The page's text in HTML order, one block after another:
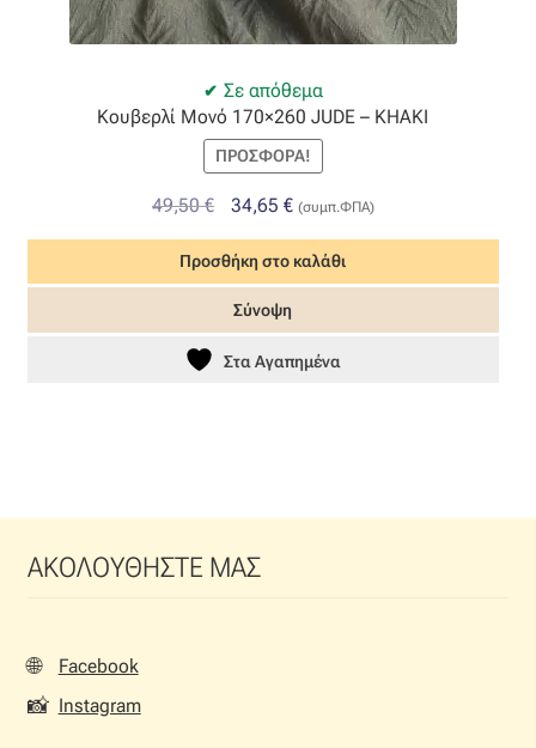
Σε απόθεμα
Κουβερλί Μονό 170×260 JUDE – KHAKI
ΠΡΟΣΦΟΡΆ!
49,50€
Original
price
was:
49,50 €.
34,65 €Η
τρέχουσα
τιμή
είναι:
(συμπ.ΦΠΑ)
Προσθήκη στο καλάθι
Σύνοψη
Στα Αγαπημένα
ΑΚΟΛΟΥΘΗΣΤΕ ΜΑΣ
🌐 Facebook
📸 Instagram